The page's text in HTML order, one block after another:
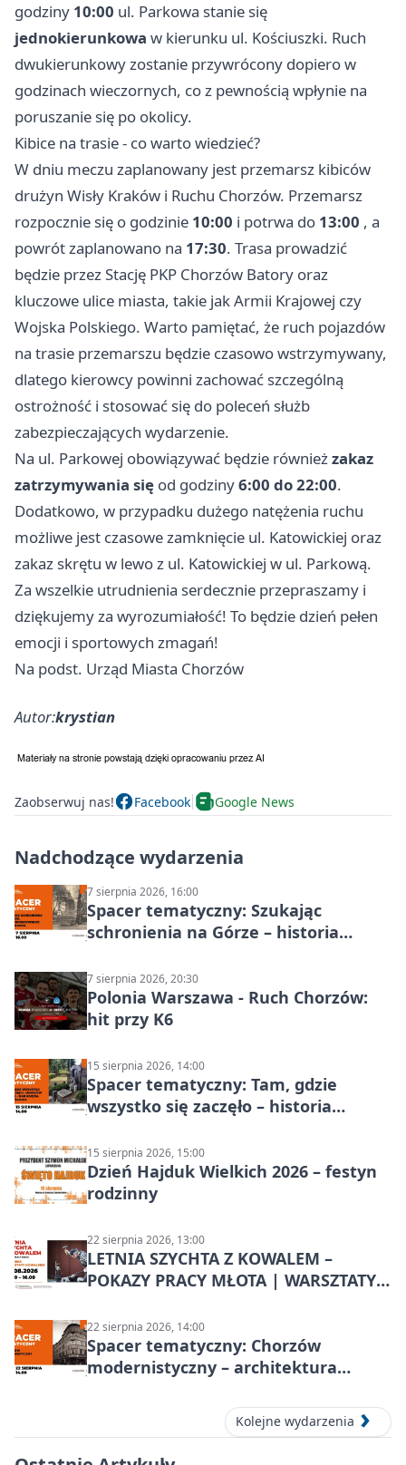
godziny 10:00 ul. Parkowa stanie się
jednokierunkowa w kierunku ul. Kościuszki. Ruch
dwukierunkowy zostanie przywrócony dopiero w
godzinach wieczornych, co z pewnością wpłynie na
poruszanie się po okolicy.
Kibice na trasie - co warto wiedzieć?
W dniu meczu zaplanowany jest przemarsz kibiców
drużyn Wisły Kraków i Ruchu Chorzów. Przemarsz
rozpocznie się o godzinie 10:00 i potrwa do 13:00 , a
powrót zaplanowano na 17:30. Trasa prowadzić
będzie przez Stację PKP Chorzów Batory oraz
kluczowe ulice miasta, takie jak Armii Krajowej czy
Wojska Polskiego. Warto pamiętać, że ruch pojazdów
na trasie przemarszu będzie czasowo wstrzymywany,
dlatego kierowcy powinni zachować szczególną
ostrożność i stosować się do poleceń służb
zabezpieczających wydarzenie.
Na ul. Parkowej obowiązywać będzie równieżzakaz
zatrzymywania się od godziny6:00 do 22:00.
Dodatkowo, w przypadku dużego natężenia ruchu
możliwe jest czasowe zamknięcie ul. Katowickiej oraz
zakaz skrętu w lewo z ul. Katowickiej w ul. Parkową.
Za wszelkie utrudnienia serdecznie przepraszamy i
dziękujemy za wyrozumiałość! To będzie dzień pełen
emocji i sportowych zmagań!
Na podst. Urząd Miasta Chorzów
Autor:krystian
Zaobserwuj nas! Facebook Google News
Nadchodzące wydarzenia
7 sierpnia 2026, 16:00
Spacer tematyczny: Szukając
schronienia na Górze – historia
7 sierpnia 2026, 20:30
Polonia Warszawa - Ruch Chorzów:
hit przy K6
15 sierpnia 2026, 14:00
Spacer tematyczny: Tam, gdzie
wszystko się zaczęło – historia
15 sierpnia 2026, 15:00
Dzień Hajduk Wielkich 2026 – festyn
rodzinny
22 sierpnia 2026, 13:00
LETNIA SZYCHTA Z KOWALEM –
POKAZY PRACY MŁOTA | WARSZTATY
22 sierpnia 2026, 14:00
Spacer tematyczny: Chorzów
modernistyczny – architektura
Kolejne wydarzenia